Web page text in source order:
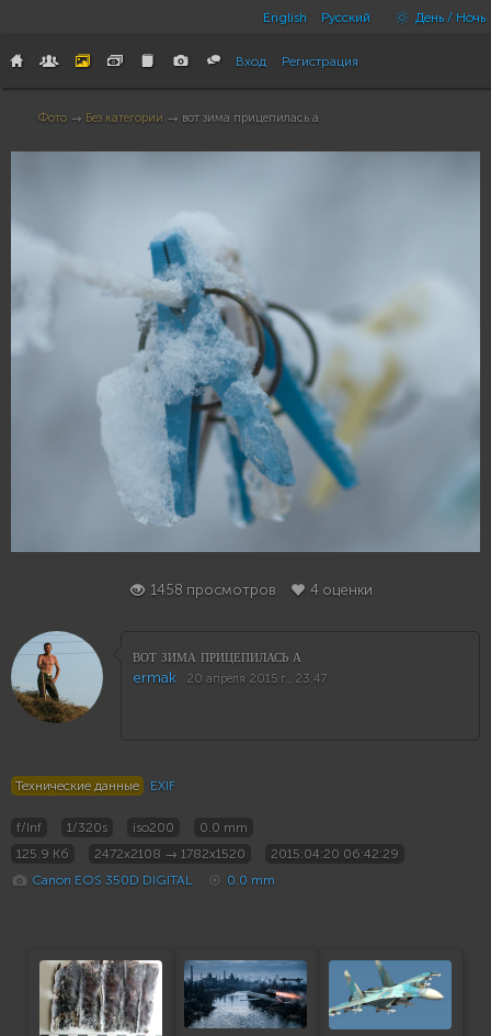
English Русский День / Ночь
Вход Регистрация
Фото → Без категории → вот зима прицепилась а
1458 просмотров 4 оценки
вот зима прицепилась а
ermak 20 апреля 2015 г., 23:47
Технические данные EXIF
f/Inf 1/320s iso200
0.0 mm
125.9 Кб
2472x2108 → 1782x1520
2015:04:20 06:42:29
Canon EOS 350D DIGITAL
0.0 mm